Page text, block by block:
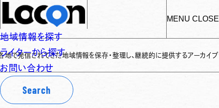
MENU CLOSE
地域情報を探す
ライターから探す
お問い合わせ
Search
れてきた地域情報を保存・整理し、継続的に提供するアーカイブサイトです